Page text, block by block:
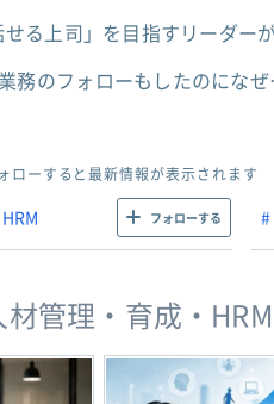
る上司」を目指すリーダー
務のフォローもしたのにな
ローすると最新情報が表示されます
フォローする
材管理・育成・